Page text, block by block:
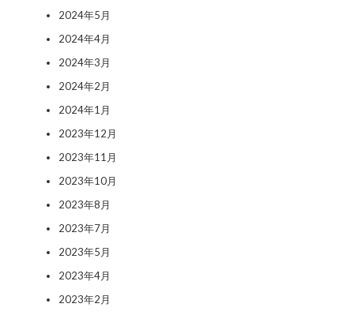
2024年5月
2024年4月
2024年3月
2024年2月
2024年1月
2023年12月
2023年11月
2023年10月
2023年8月
2023年7月
2023年5月
2023年4月
2023年2月